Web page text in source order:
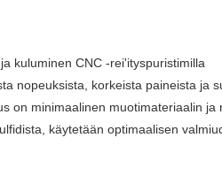
kuluminen CNC -rei'ityspuristimilla
nopeuksista, korkeista paineista ja
on minimaalinen muotimateriaalin
käytetään optimaalisen